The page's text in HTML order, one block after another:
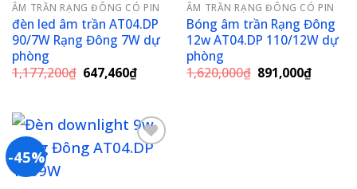
wishlist
ÂM TRẦN RẠNG ĐÔNG CÓ PIN
đèn led âm trần AT04.DP
90/7W Rạng Đông 7W dự
phòng
1,177,200₫ Giá
647,460₫Giá
647,460₫.
wishlist
ÂM TRẦN RẠNG ĐÔNG CÓ PIN
Bóng âm trần Rạng Đông
12w AT04.DP 110/12W dự
phòng
1,620,000₫ Giá
891,000₫Giá
-45%